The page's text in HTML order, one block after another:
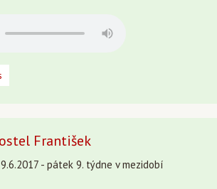
František
- pátek 9. týdne v mezidobí